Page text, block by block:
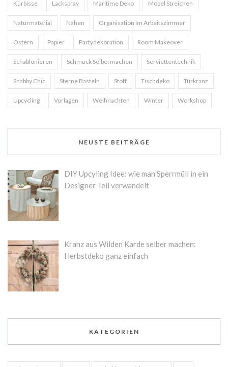
Kürbisse Lackspray Maritime Deko Möbel Streichen
Naturmaterial Nähen Organisation Im Arbeitszimmer
Ostern Papier Partydekoration Room Makeover
Schablonieren Schmuck Selbermachen Serviettentechnik
Shabby Chic Sterne Basteln Stoff Tischdeko Türkranz
Upcycling Vorlagen Weihnachten Winter Workshop
NEUSTE BEITRÄGE
DIY Upcyling Idee: wie man Sperrmüll in ein
Designer Teil verwandelt
Kranz aus Wilden Karde selber machen:
Herbstdeko ganz einfach
KATEGORIEN